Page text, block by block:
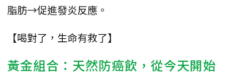
脂肪→促進發炎反應。
【喝對了，生命有救了】
黃金組合：天然防癌飲，從今天開始